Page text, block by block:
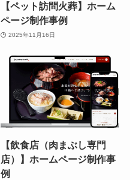
【ペット訪問火葬】ホーム
ページ制作事例
2025年11月16日
【飲食店（肉まぶし専門
店）】ホームページ制作事
例